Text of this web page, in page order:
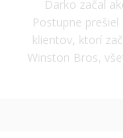
Darko začal
Postupne
klientov, ktorí
Winston Bros,